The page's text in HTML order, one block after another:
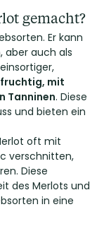
gemacht?
Er kann
aber auch als
mit
Tanninen. Diese
und bieten ein
oft mit
verschnitten,
Diese
des Merlots und
in eine